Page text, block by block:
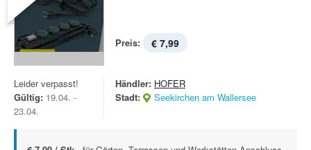
Preis: € 7,99
Leider verpasst!
Gültig: 19.04. -
23.04.
Händler: HOFER
Stadt:
Seekirchen am Wallersee